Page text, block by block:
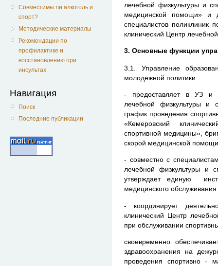
Совместимы ли алкоголь и
спорт?
Методические материалы
Рекомендации по
профилактике и
восстановлению при
инсультах
Навигация
Поиск
Последние публикации
лечебной физкультуры и
медицинской помощи» и
специалистов поликлиник
клинический Центр
3. Основные функции
3.1. Управление
молодежной политики:
- предоставляет в УЗ и
лечебной физкультуры и
график проведения
«Кемеровский
спортивной медицины»,
скорой медицинской
- совместно с
лечебной физкультуры и
утверждает единую
медицинского
- координирует
клинический Центр
при обслуживании
своевременно
здравоохранения на
проведения спортивно -